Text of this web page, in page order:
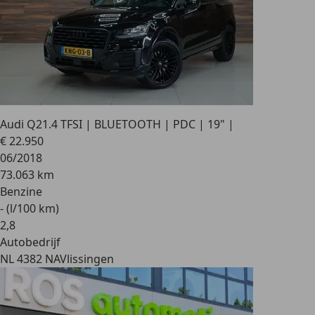
Audi Q21.4 TFSI | BLUETOOTH | PDC | 19" |
€ 22.950
06/2018
73.063 km
Benzine
- (l/100 km)
2,8
Autobedrijf
NL 4382 NAVlissingen